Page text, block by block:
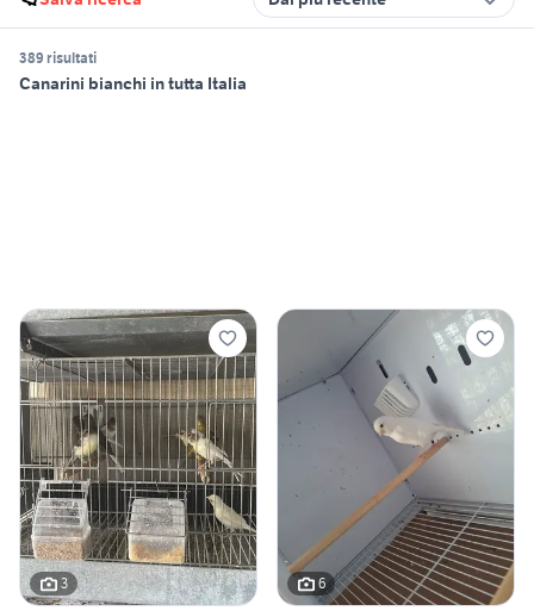
389 risultati
Canarini bianchi in tutta Italia
3 6